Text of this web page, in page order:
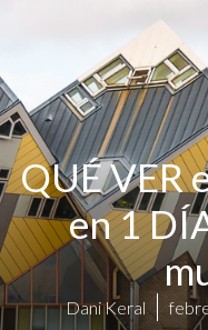
QUÉ VER
en 1
Dani Keral